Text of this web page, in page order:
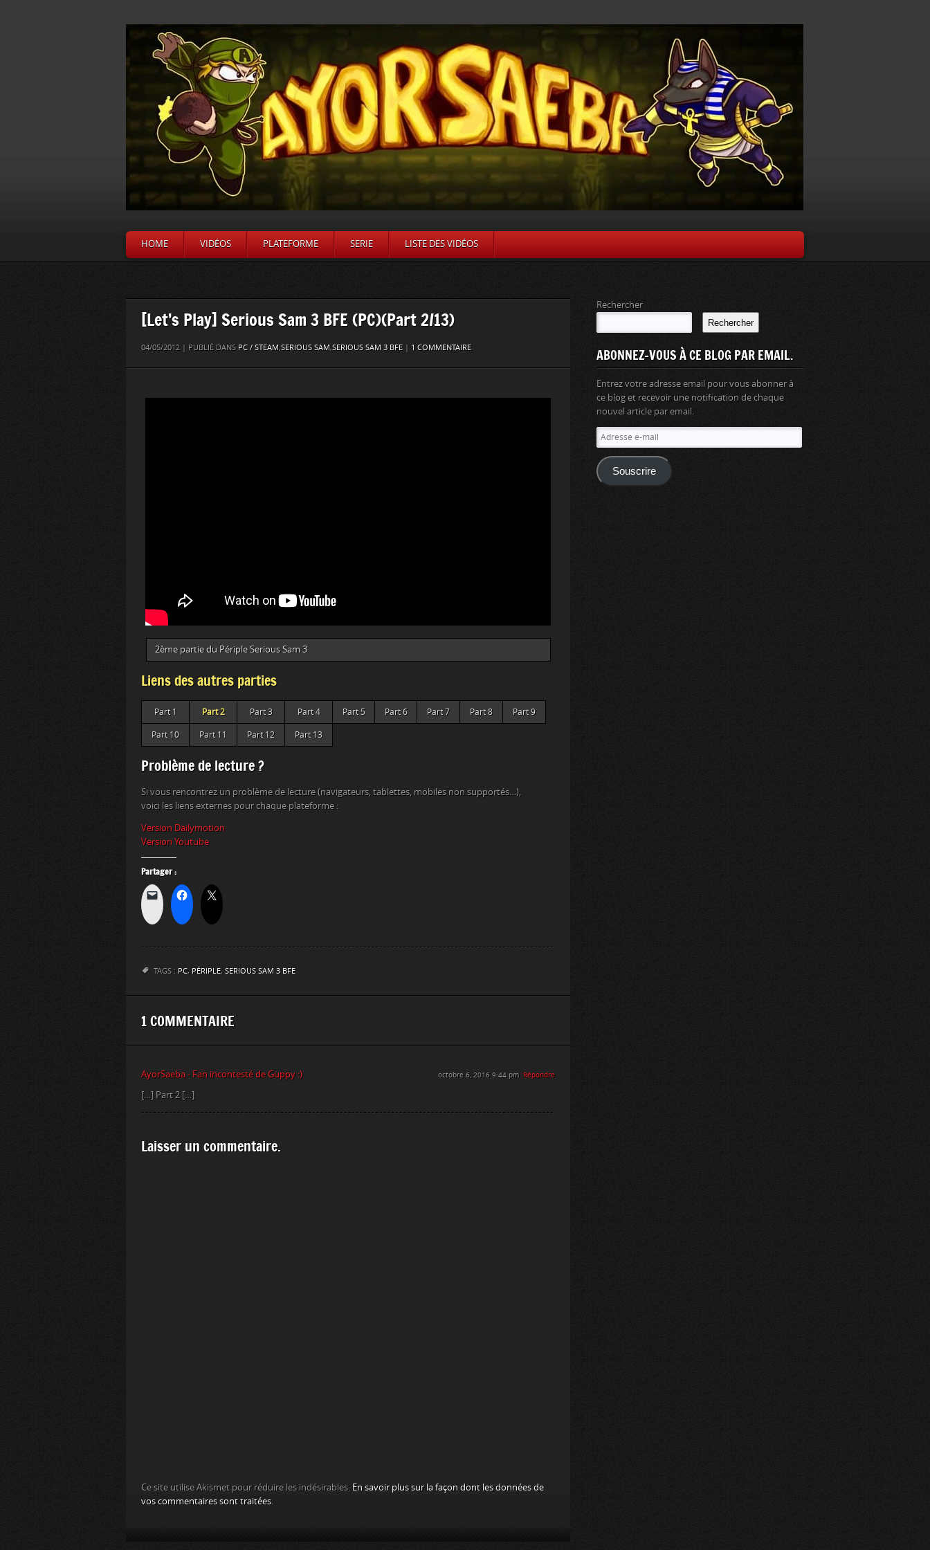
HOME VIDÉOS PLATEFORME SERIE LISTE DES VIDÉOS
[Let’s Play] Serious Sam 3 BFE (PC)(Part 2/13)
04/05/2012 | PUBLIÉ DANS PC / STEAM,SERIOUS SAM,SERIOUS SAM 3 BFE | 1 COMMENTAIRE
2ème partie du Périple Serious Sam 3
Liens des autres parties
Part 1 Part 2 Part 3 Part 4 Part 5 Part 6 Part 7 Part 8 Part 9
Part 10 Part 11 Part 12 Part 13
Problème de lecture ?
Si vous rencontrez un problème de lecture (navigateurs, tablettes, mobiles non supportés…),
voici les liens externes pour chaque plateforme :
Version Dailymotion
Version Youtube
Partager :
TAGS : PC, PÉRIPLE, SERIOUS SAM 3 BFE
1 COMMENTAIRE
AyorSaeba - Fan incontesté de Guppy :) octobre 6, 2016 9:44 pm Répondre
[…] Part 2 […]
Laisser un commentaire.
Ce site utilise Akismet pour réduire les indésirables. En savoir plus sur la façon dont les données de
vos commentaires sont traitées.
Rechercher
Rechercher
ABONNEZ-VOUS À CE BLOG PAR EMAIL.
Entrez votre adresse email pour vous abonner à
ce blog et recevoir une notification de chaque
nouvel article par email.
Adresse
e-
mail
Souscrire